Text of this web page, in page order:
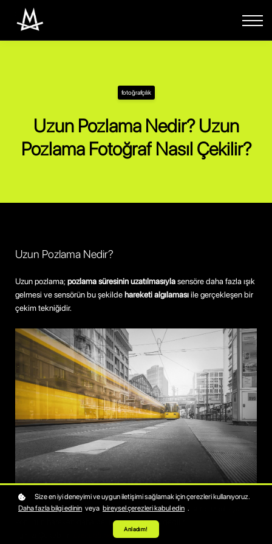
fotoğrafçılık
Uzun Pozlama Nedir? Uzun
Pozlama Fotoğraf Nasıl Çekilir?
Uzun Pozlama Nedir?
Uzun pozlama; pozlama süresinin uzatılmasıylasensöre daha fazla ışık
gelmesi ve sensörün bu şekildehareketi algılamasıile gerçekleşen bir
çekim tekniğidir.
Pozlama süresienstantaneayarı ile kontrol edilir ve süre uzadıkça
konunun hareketi daha belirgin şekilde kaydedilir.
Enstantane Nedir?
Size en iyi deneyimi ve uygun iletişimi sağlamak için çerezleri kullanıyoruz.
Daha fazla bilgi edinin veya bireysel çerezleri kabul edin .
Anladım!